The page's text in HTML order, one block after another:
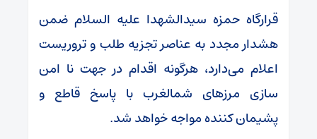
قرارگاه حمزه سیدالشهدا علیه السلام ضمن
هشدار مجدد به عناصر تجزیه طلب و تروریست
اعلام می‌دارد، هرگونه اقدام در جهت نا امن
سازی مرز‌های شمالغرب با پاسخ قاطع و
پشیمان کننده مواجه خواهد شد.